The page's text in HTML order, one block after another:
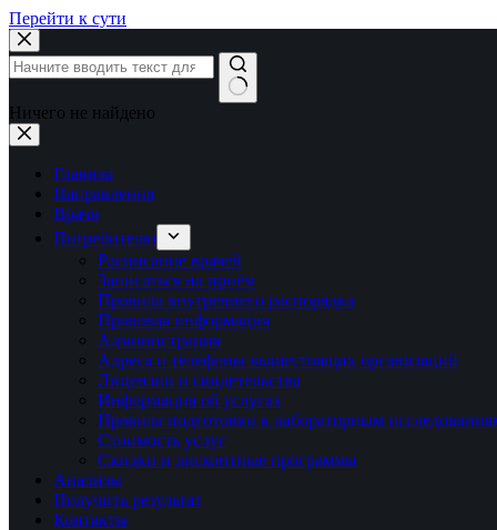
Перейти к сути
Ничего не найдено
Главная
Направления
Врачи
Потребителю
Расписание врачей
Записаться на приём
Правила внутреннего распорядка
Правовая информация
Администрация
Адреса и телефоны вышестоящих организаций
Лицензии и свидетельства
Информация об услугах
Правила подготовки к лабораторным
Стоимость услуг
Скидки и дисконтные программы
Анализы
Получить результат
Контакты